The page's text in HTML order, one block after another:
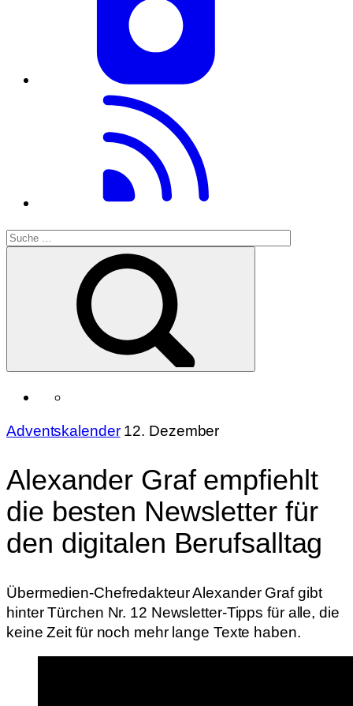
Adventskalender 12. Dezember
Alexander Graf empfiehlt
die besten Newsletter für
den digitalen Berufsalltag
Übermedien-Chefredakteur Alexander Graf gibt
hinter Türchen Nr. 12 Newsletter-Tipps für alle, die
keine Zeit für noch mehr lange Texte haben.